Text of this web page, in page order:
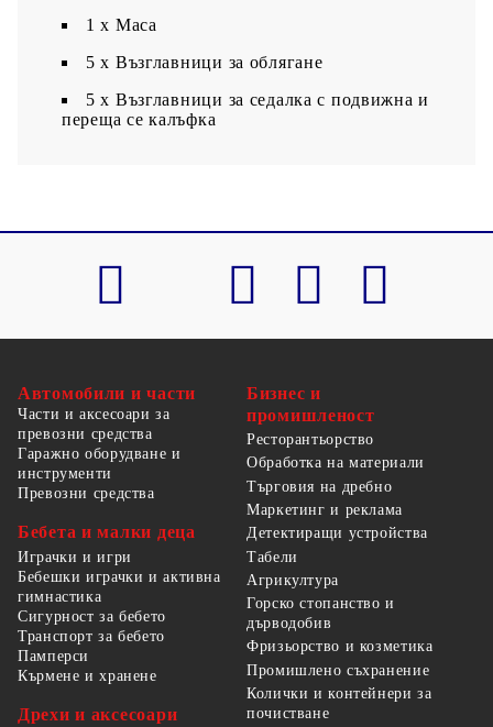
1 х Маса
5 х Възглавници за облягане
5 x Възглавници за седалка с подвижна и
переща се калъфка
Автомобили и части
Части и аксесоари за
превозни средства
Гаражно оборудване и
инструменти
Превозни средства
Бебета и малки деца
Играчки и игри
Бебешки играчки и активна
гимнастика
Сигурност за бебето
Транспорт за бебето
Памперси
Кърмене и хранене
Дрехи и аксесоари
Бизнес и
промишленост
Ресторантьорство
Обработка на материали
Търговия на дребно
Маркетинг и реклама
Детектиращи устройства
Табели
Агрикултура
Горско стопанство и
дърводобив
Фризьорство и козметика
Промишлено съхранение
Колички и контейнери за
почистване